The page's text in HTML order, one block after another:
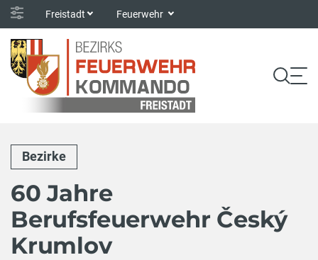
Freistadt Feuerwehr
Bezirke
60 Jahre
Berufsfeuerwehr Český
Krumlov